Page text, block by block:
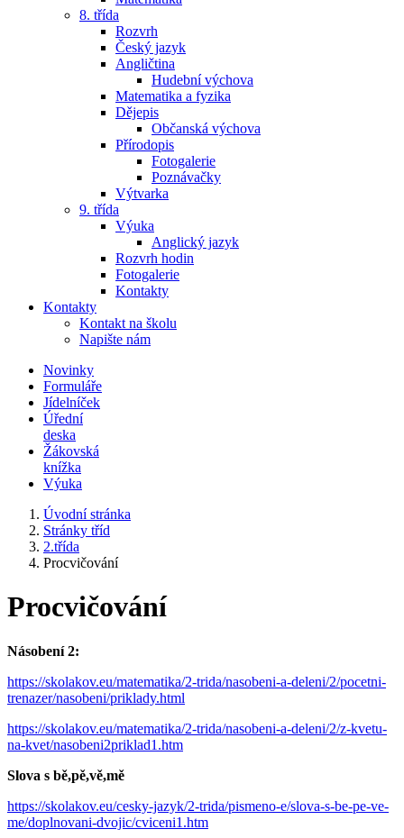
8. třída
Rozvrh
Český jazyk
Angličtina
Hudební výchova
Matematika a fyzika
Dějepis
Občanská výchova
Přírodopis
Fotogalerie
Poznávačky
Výtvarka
9. třída
Výuka
Anglický jazyk
Rozvrh hodin
Fotogalerie
Kontakty
Kontakty
Kontakt na školu
Napište nám
Novinky
Formuláře
Jídelníček
Úřední
deska
Žákovská
knížka
Výuka
Úvodní stránka
Stránky tříd
2.třída
Procvičování
Procvičování
Násobení 2:
https://skolakov.eu/matematika/2-trida/nasobeni-a-deleni/2/pocetni-
trenazer/nasobeni/priklady.html
https://skolakov.eu/matematika/2-trida/nasobeni-a-deleni/2/z-kvetu-
na-kvet/nasobeni2priklad1.htm
Slova s bě,pě,vě,mě
https://skolakov.eu/cesky-jazyk/2-trida/pismeno-e/slova-s-be-pe-ve-
me/doplnovani-dvojic/cviceni1.htm